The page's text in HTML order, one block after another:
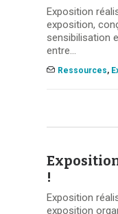
Exposition
exposition,
sensibilisation
entre…
Ressources,
!
Exposition
exposition